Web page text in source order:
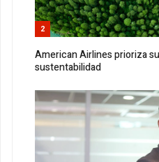
2
American Airlines prioriza
sustentabilidad